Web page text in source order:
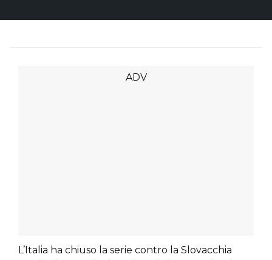
L’Italia ha chiuso la serie contro la Slovacchia